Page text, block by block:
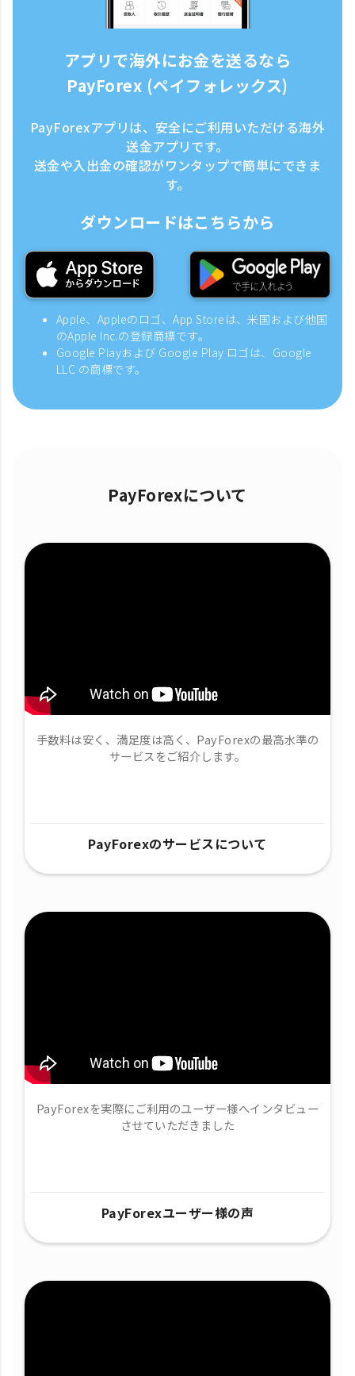
アプリで海外にお金を送るなら
PayForex (ペイフォレックス)
PayForexアプリは、安全にご利用いただける海外
送金アプリです。
送金や入出金の確認がワンタップで簡単にできま
す。
ダウンロードはこちらから
Apple、Appleのロゴ、App Storeは、米国および他国
のApple Inc.の登録商標です。
Google Playおよび Google Play ロゴは、Google
LLC の商標です。
PayForexについて
手数料は安く、満足度は高く、PayForexの最高水準の
サービスをご紹介します。
PayForexのサービスについて
PayForexを実際にご利用のユーザー様へインタビュー
させていただきました
PayForexユーザー様の声​